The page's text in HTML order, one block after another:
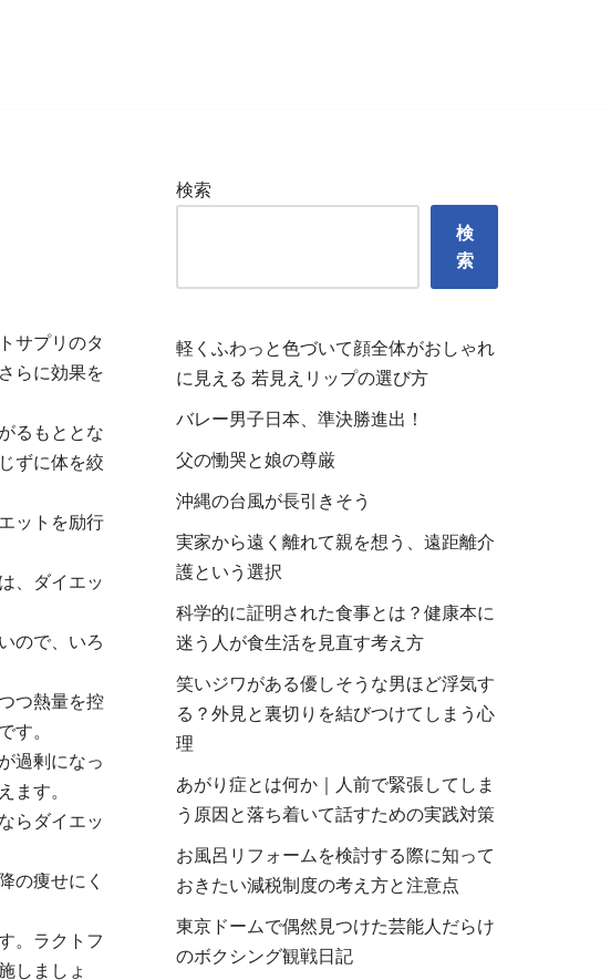
サプリのタ
らに効果を
るもととな
ずに体を絞
ットを励行
、ダイエッ
ので、いろ
つ熱量を控
す。
過剰になっ
ます。
らダイエッ
の痩せにく
。ラクトフ
しましょ
検索
検
索
軽くふわっと色づいて顔全体がおしゃれ
に見える 若見えリップの選び方
バレー男子日本、準決勝進出！
父の慟哭と娘の尊厳
沖縄の台風が長引きそう
実家から遠く離れて親を想う、遠距離介
護という選択
科学的に証明された食事とは？健康本に
迷う人が食生活を見直す考え方
笑いジワがある優しそうな男ほど浮気す
る？外見と裏切りを結びつけてしまう心
理
あがり症とは何か｜人前で緊張してしま
う原因と落ち着いて話すための実践対策
お風呂リフォームを検討する際に知って
おきたい減税制度の考え方と注意点
東京ドームで偶然見つけた芸能人だらけ
のボクシング観戦日記